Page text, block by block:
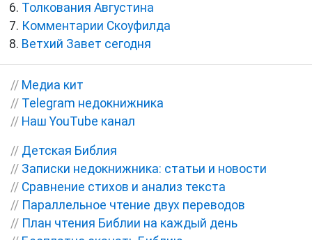
Толкования Августина
Комментарии Скоуфилда
Ветхий Завет сегодня
// Медиа кит
// Telegram недокнижника
// Наш YouTube канал
// Детская Библия
// Записки недокнижника: статьи и новости
// Сравнение стихов и анализ текста
// Параллельное чтение двух переводов
// План чтения Библии на каждый день